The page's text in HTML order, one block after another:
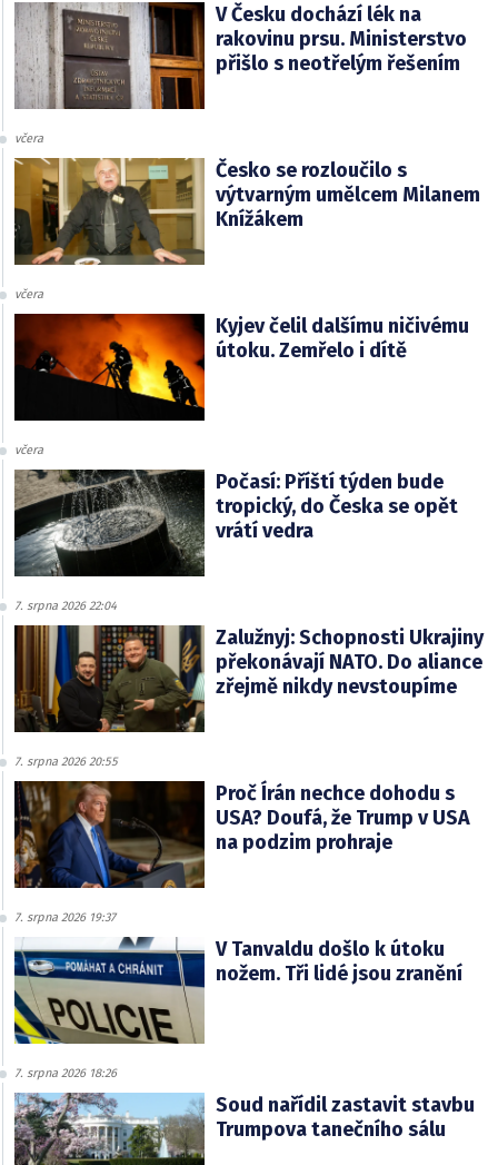
V Česku dochází lék na
rakovinu prsu. Ministerstvo
přišlo s neotřelým řešením
včera
Česko se rozloučilo s
výtvarným umělcem Milanem
Knížákem
včera
Kyjev čelil dalšímu ničivému
útoku. Zemřelo i dítě
včera
Počasí: Příští týden bude
tropický, do Česka se opět
vrátí vedra
7. srpna 2026 22:04
Zalužnyj: Schopnosti Ukrajiny
překonávají NATO. Do aliance
zřejmě nikdy nevstoupíme
7. srpna 2026 20:55
Proč Írán nechce dohodu s
USA? Doufá, že Trump v USA
na podzim prohraje
7. srpna 2026 19:37
V Tanvaldu došlo k útoku
nožem. Tři lidé jsou zranění
7. srpna 2026 18:26
Soud nařídil zastavit stavbu
Trumpova tanečního sálu